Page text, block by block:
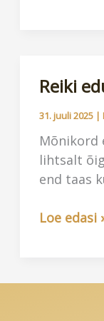
Reiki
31. juuli 2025 |
Mõnikord
lihtsalt
end taas
Reiki
Loe edasi